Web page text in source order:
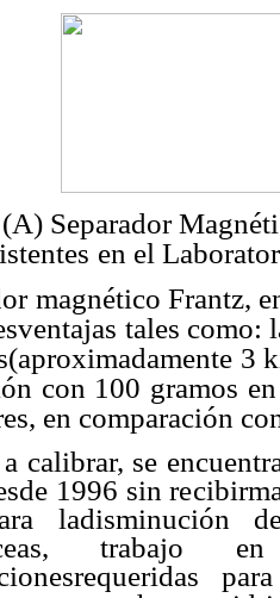
(A) Separador
en el
magnético Frantz,
tales como:
3
con 100 gramos
en comparación
calibrar, se
1996 sin
ladisminución